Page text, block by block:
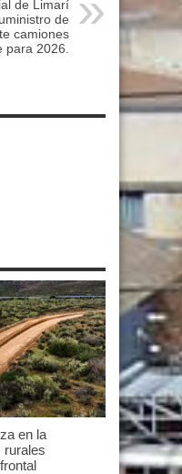
de Limarí
de
camiones
para 2026.
en la
rurales